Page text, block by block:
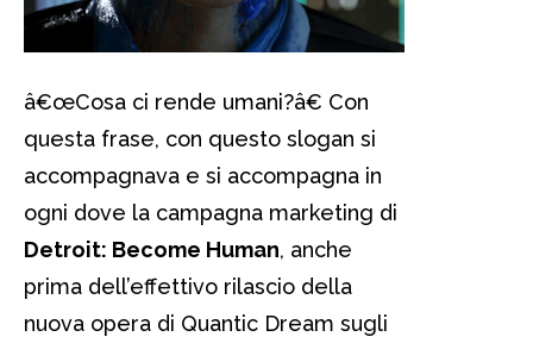
â€œCosa ci rende umani?â€ Con
questa frase, con questo slogan si
accompagnava e si accompagna in
ogni dove la campagna marketing di
Detroit: Become Human, anche
prima dell’effettivo rilascio della
nuova opera di Quantic Dream sugli